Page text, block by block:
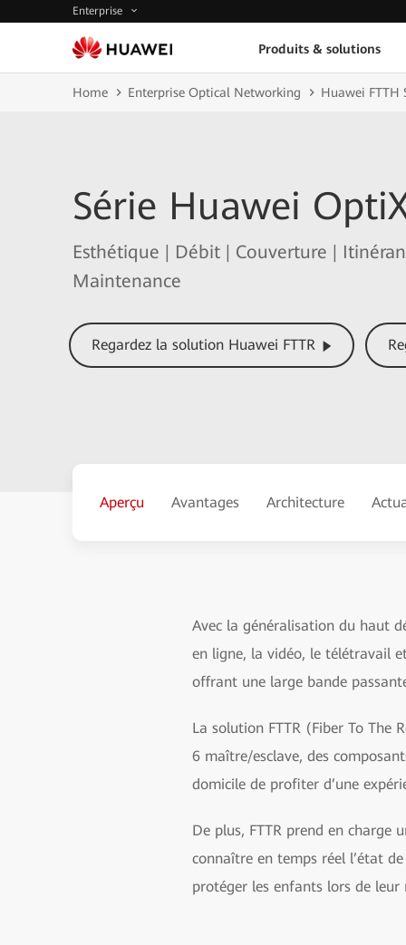
Enterprise
Produits & solutions
Home Enterprise Optical Networking Huawei FTTH
Série Huawei
Esthétique | Débit | Couverture |
Maintenance
Regardez la solution Huawei FTTR
Aperçu Avantages Architecture
Avec la généralisation du haut
en ligne, la vidéo, le télétravail
offrant une large bande
La solution FTTR (Fiber To The
6 maître/esclave, des
domicile de profiter d’une
De plus, FTTR prend en charge
connaître en temps réel l’état
protéger les enfants lors de